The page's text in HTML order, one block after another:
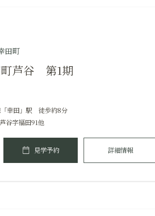
田町
町芦谷 第1期
「幸田」駅 徒歩約8分
谷字福田91他
見学予約 詳細情報